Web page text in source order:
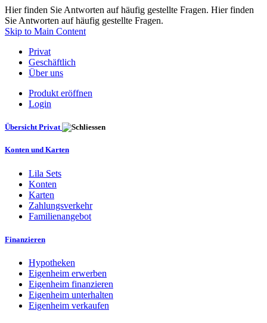
Hier finden Sie Antworten auf häufig gestellte Fragen. Hier finden
Sie Antworten auf häufig gestellte Fragen.
Skip to Main Content
Privat
Geschäftlich
Über uns
Produkt eröffnen
Login
Übersicht Privat
Konten und Karten
Lila Sets
Konten
Karten
Zahlungsverkehr
Familienangebot
Finanzieren
Hypotheken
Eigenheim erwerben
Eigenheim finanzieren
Eigenheim unterhalten
Eigenheim verkaufen